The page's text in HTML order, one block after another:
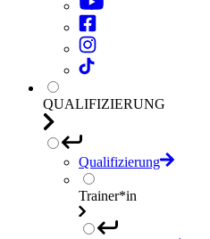
QUALIFIZIERUNG
Qualifizierung
Trainer*in